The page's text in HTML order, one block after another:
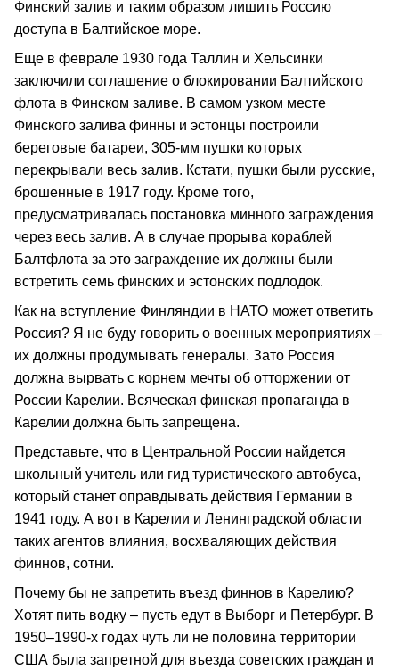
Финский залив и таким образом лишить Россию
доступа в Балтийское море.
Еще в феврале 1930 года Таллин и Хельсинки
заключили соглашение о блокировании Балтийского
флота в Финском заливе. В самом узком месте
Финского залива финны и эстонцы построили
береговые батареи, 305-мм пушки которых
перекрывали весь залив. Кстати, пушки были русские,
брошенные в 1917 году. Кроме того,
предусматривалась постановка минного заграждения
через весь залив. А в случае прорыва кораблей
Балтфлота за это заграждение их должны были
встретить семь финских и эстонских подлодок.
Как на вступление Финляндии в НАТО может ответить
Россия? Я не буду говорить о военных мероприятиях –
их должны продумывать генералы. Зато Россия
должна вырвать с корнем мечты об отторжении от
России Карелии. Всяческая финская пропаганда в
Карелии должна быть запрещена.
Представьте, что в Центральной России найдется
школьный учитель или гид туристического автобуса,
который станет оправдывать действия Германии в
1941 году. А вот в Карелии и Ленинградской области
таких агентов влияния, восхваляющих действия
финнов, сотни.
Почему бы не запретить въезд финнов в Карелию?
Хотят пить водку – пусть едут в Выборг и Петербург. В
1950–1990-х годах чуть ли не половина территории
США была запретной для въезда советских граждан и